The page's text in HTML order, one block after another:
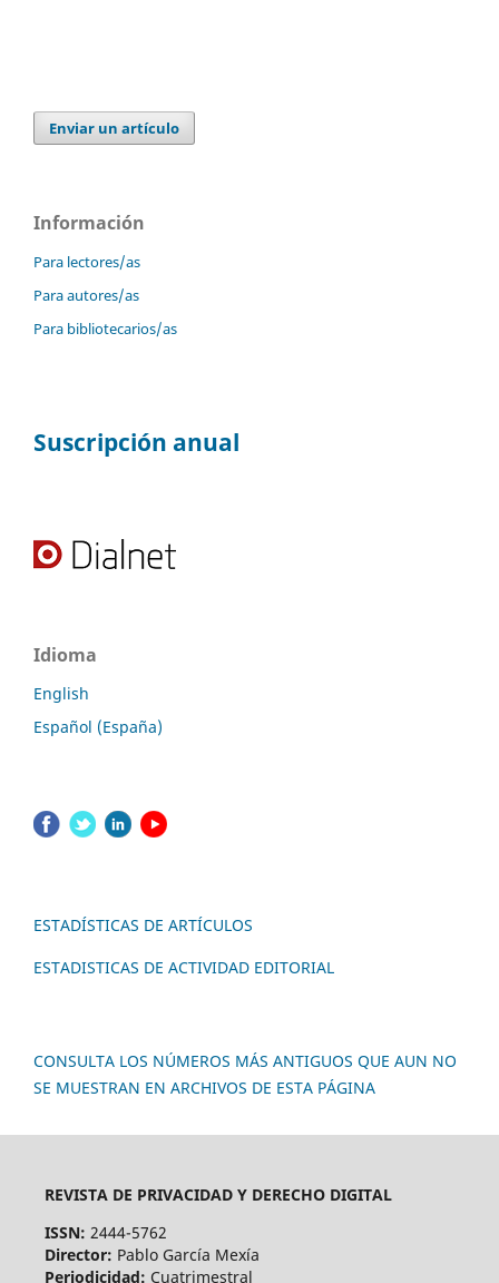
Enviar un artículo
Información
Para lectores/as
Para autores/as
Para bibliotecarios/as
Suscripción anual
Idioma
English
Español (España)
ESTADÍSTICAS DE ARTÍCULOS
ESTADISTICAS DE ACTIVIDAD EDITORIAL
CONSULTA LOS NÚMEROS MÁS ANTIGUOS QUE AUN NO
SE MUESTRAN EN ARCHIVOS DE ESTA PÁGINA
REVISTA DE PRIVACIDAD Y DERECHO DIGITAL
ISSN: 2444-5762
Director: Pablo García Mexía
Periodicidad: Cuatrimestral